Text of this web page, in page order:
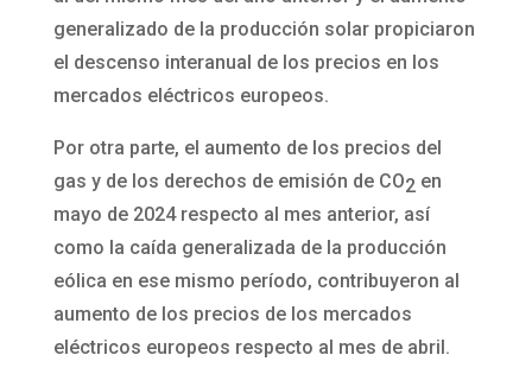
generalizado de la producción solar propiciaron
el descenso interanual de los precios en los
mercados eléctricos europeos.
Por otra parte, el aumento de los precios del
gas y de los derechos de emisión de CO2 en
mayo de 2024 respecto al mes anterior, así
como la caída generalizada de la producción
eólica en ese mismo período, contribuyeron al
aumento de los precios de los mercados
eléctricos europeos respecto al mes de abril.